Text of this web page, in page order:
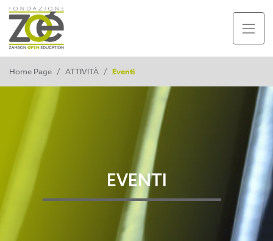
Home Page / ATTIVITÀ / Eventi
EVENTI